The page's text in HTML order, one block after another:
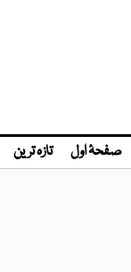
صفحۂ اول تازہ ترین